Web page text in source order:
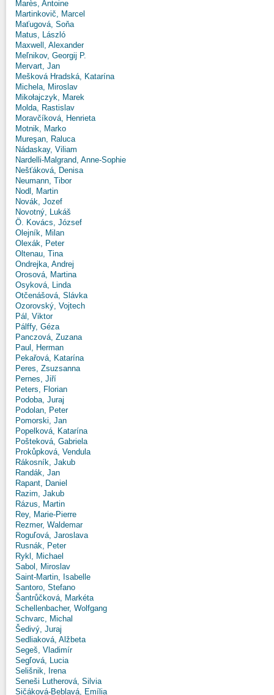
Marès, Antoine
Martinkovič, Marcel
Maťugová, Soňa
Matus, László
Maxwell, Alexander
Meľnikov, Georgij P.
Mervart, Jan
Mešková Hradská, Katarína
Michela, Miroslav
Mikołajczyk, Marek
Molda, Rastislav
Moravčíková, Henrieta
Motnik, Marko
Mureşan, Raluca
Nádaskay, Viliam
Nardelli-Malgrand, Anne-Sophie
Nešťáková, Denisa
Neumann, Tibor
Nodl, Martin
Novák, Jozef
Novotný, Lukáš
Ö. Kovács, József
Olejník, Milan
Olexák, Peter
Oltenau, Tina
Ondrejka, Andrej
Orosová, Martina
Osyková, Linda
Otčenášová, Slávka
Ozorovský, Vojtech
Pál, Viktor
Pálffy, Géza
Panczová, Zuzana
Paul, Herman
Pekařová, Katarína
Peres, Zsuzsanna
Pernes, Jiří
Peters, Florian
Podoba, Juraj
Podolan, Peter
Pomorski, Jan
Popelková, Katarína
Pošteková, Gabriela
Prokůpková, Vendula
Rákosník, Jakub
Randák, Jan
Rapant, Daniel
Razim, Jakub
Rázus, Martin
Rey, Marie-Pierre
Rezmer, Waldemar
Roguľová, Jaroslava
Rusnák, Peter
Rykl, Michael
Sabol, Miroslav
Saint-Martin, Isabelle
Santoro, Stefano
Šantrůčková, Markéta
Schellenbacher, Wolfgang
Schvarc, Michal
Šedivý, Juraj
Sedliaková, Alžbeta
Segeš, Vladimír
Segľová, Lucia
Selišnik, Irena
Seneši Lutherová, Silvia
Sičáková-Beblavá, Emília